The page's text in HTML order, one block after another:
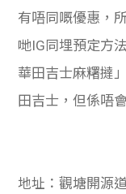
有唔同嘅優惠，
哋IG同埋預定方
華田吉士麻糬撻
田吉士，但係唔
地址：觀塘開源